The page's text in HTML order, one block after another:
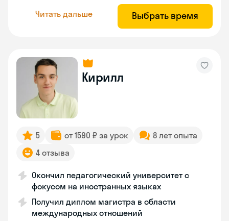
Читать дальше Выбрать время
Кирилл
5 от 1590 ₽ за урок
8 лет опыта
4 отзыва
Окончил педагогический университет с
фокусом на иностранных языках
Получил диплом магистра в области
международных отношений